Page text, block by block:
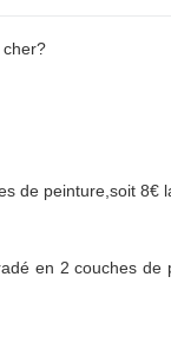
de peinture,soit 8€
en 2 couches de